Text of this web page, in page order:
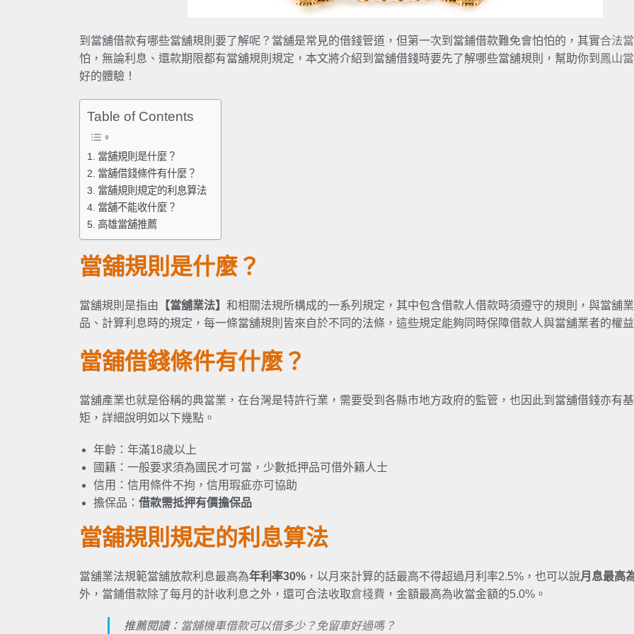
到當舖借款有哪些當舖規則要了解呢？當舖是常見的借錢管道，但第一次到當鋪借款難免會怕怕的，其實合法
怕，無論利息、還款期限都有當舖規則規定，本文將介紹到當舖借錢時要先了解哪些當舖規則，幫助你到 鳳山
好的體驗！
Table of Contents
當舖規則是什麼？
當舖借錢條件有什麼？
當舖規則規定的利息算法
當舖不能收什麼？
高雄當舖推薦
當舖規則是什麼？
當舖規則是指由 【當舖業法】 和相關法規所構成的一系列規定，其中包含借款人借款時須遵守的規則，與當舖
品、計算利息時的規定，每一條當舖規則皆來自於不同的法條，這些規定能夠同時保障借款人與當舖業者的權
當舖借錢條件有什麼？
當舖產業也就是俗稱的典當業，在台灣是特許行業，需要受到各縣市地方政府的監管，也因此到當舖借錢亦有
矩，詳細說明如以下幾點。
年齡：年滿18歲以上
國籍：一般要求須為國民才可當，少數抵押品可借外籍人士
信用：信用條件不拘，信用瑕疵亦可協助
擔保品： 借款需抵押有價擔保品
當舖規則規定的利息算法
當舖業法規範當舖放款利息最高為年利率30% ，以月來計算的話最高不得超過月利率2.5%，也可以說月息最高
外，當鋪借款除了每月的計收利息之外，還可合法收取倉棧費 ，金額最高為收當金額的5.0%。
推薦閱讀： 當舖機車借款可以借多少？免留車好過嗎？